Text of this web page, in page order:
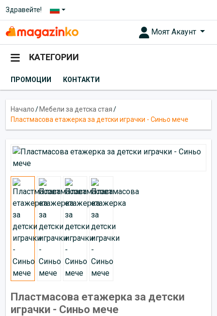
Здравейте!
Моят Акаунт
КАТЕГОРИИ
ПРОМОЦИИ КОНТАКТИ
Начало/ Мебели за детска стая/
Пластмасова етажерка за детски играчки - Синьо мече
Пластмасова етажерка за детски
играчки - Синьо мече